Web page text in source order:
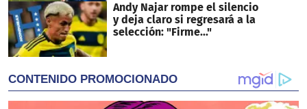
Andy Najar rompe el silencio
y deja claro si regresará a la
selección: "Firme..."